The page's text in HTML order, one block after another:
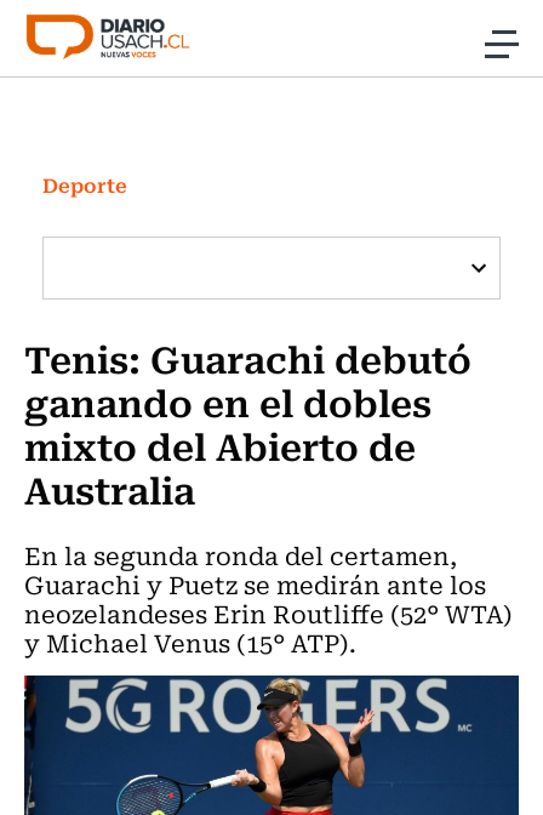
Click acá para ir directamente al contenido
Investigación
Cultura
Programas Radio y TV Usach
Deporte
Tenis: Guarachi debutó
ganando en el dobles
mixto del Abierto de
Australia
En la segunda ronda del certamen,
Guarachi y Puetz se medirán ante los
neozelandeses Erin Routliffe (52° WTA)
y Michael Venus (15° ATP).